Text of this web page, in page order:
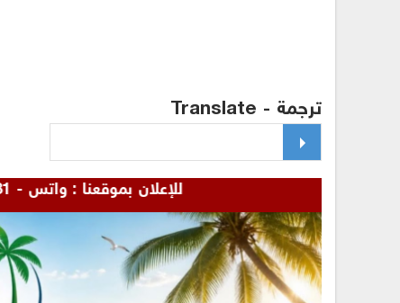
ترجمة - Translate
للإعلان بموقعنا : واتس - 00967772655481